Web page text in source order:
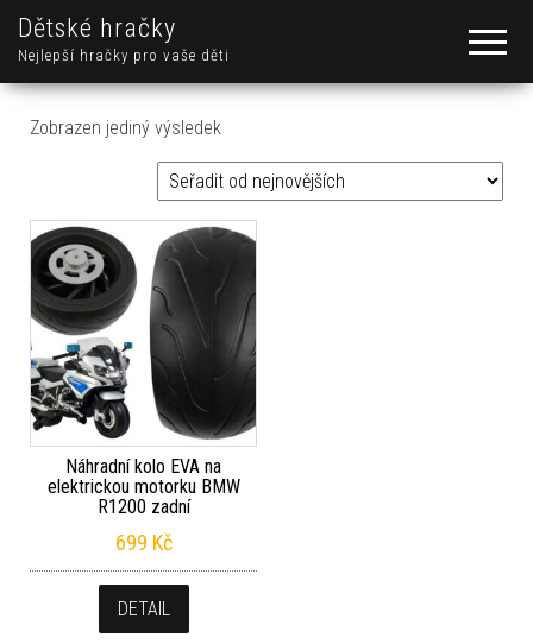
Dětské hračky
Nejlepší hračky pro vaše děti
Zobrazen jediný výsledek
Náhradní kolo EVA na
elektrickou motorku BMW
R1200 zadní
699 Kč
DETAIL